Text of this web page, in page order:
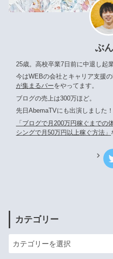
ぶ
25歳。高校卒業7日前に中退し起業
今はWEBの会社とキャリア支援
が集まるバーをやってます。
ブログの売上は300万ほど。
先日AbemaTVにも出演しました！
「ブログで月200万円稼ぐまでの
シングで月50万円以上稼ぐ方法」
カテゴリー